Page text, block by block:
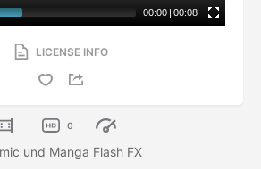
00:00 | 00:08
LICENSE INFO
0
und Manga Flash FX